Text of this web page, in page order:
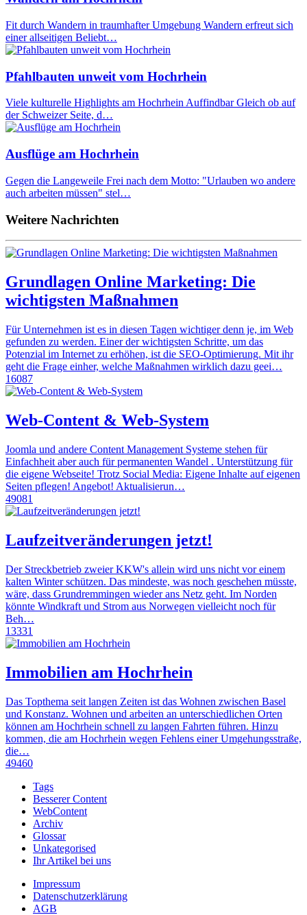
Fit durch Wandern in traumhafter Umgebung Wandern erfreut sich
einer allseitigen Beliebt…
Pfahlbauten unweit vom Hochrhein
Viele kulturelle Highlights am Hochrhein Auffindbar Gleich ob auf
der Schweizer Seite, d…
Ausflüge am Hochrhein
Gegen die Langeweile Frei nach dem Motto: "Urlauben wo andere
auch arbeiten müssen" stel…
Weitere Nachrichten
Grundlagen Online Marketing: Die
wichtigsten Maßnahmen
Für Unternehmen ist es in diesen Tagen wichtiger denn je, im Web
gefunden zu werden. Einer der wichtigsten Schritte, um das
Potenzial im Internet zu erhöhen, ist die SEO-Optimierung. Mit ihr
geht die Frage einher, welche Maßnahmen wirklich dazu geei…
16087
Web-Content & Web-System
Joomla und andere Content Management Systeme stehen für
Einfachheit aber auch für permanenten Wandel . Unterstützung für
die eigene Webseite! Trotz Social Media: Eigene Inhalte auf eigenen
Seiten pflegen! Angebot! Aktualisierun…
49081
Laufzeitveränderungen jetzt!
Der Streckbetrieb zweier KKW's allein wird uns nicht vor einem
kalten Winter schützen. Das mindeste, was noch geschehen müsste,
wäre, dass Grundremmingen wieder ans Netz geht. Im Norden
könnte Windkraft und Strom aus Norwegen vielleicht noch für
Beh…
13331
Immobilien am Hochrhein
Das Topthema seit langen Zeiten ist das Wohnen zwischen Basel
und Konstanz. Wohnen und arbeiten an unterschiedlichen Orten
können am Hochrhein schnell zu langen Fahrten führen. Hinzu
kommen, die am Hochrhein wegen Fehlens einer Umgehungsstraße,
die…
49460
Tags
Besserer Content
WebContent
Archiv
Glossar
Unkategorised
Ihr Artikel bei uns
Impressum
Datenschutzerklärung
AGB